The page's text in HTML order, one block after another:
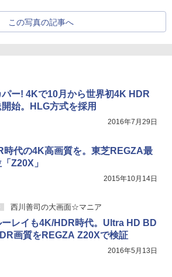
この写真の記事へ
パー! 4Kで10月から世界初4K HDR
開始。HLG方式を採用
2016年7月29日
時代の4K高画質を。東芝REGZA最
「Z20X」
2015年10月14日
西川善司の大画面☆マニア
ーレイも4K/HDR時代。Ultra HD BD
画質をREGZA Z20Xで検証
2016年5月13日